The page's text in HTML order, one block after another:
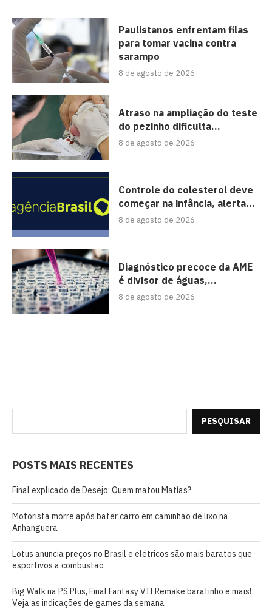
Paulistanos enfrentam filas
para tomar vacina contra
sarampo
8 de agosto de 2026
Atraso na ampliação do teste
do pezinho dificulta...
8 de agosto de 2026
Controle do colesterol deve
começar na infância, alerta...
8 de agosto de 2026
Diagnóstico precoce da AME
é divisor de águas,...
8 de agosto de 2026
PESQUISAR
POSTS MAIS RECENTES
Final explicado de Desejo: Quem matou Matías?
Motorista morre após bater carro em caminhão de lixo na
Anhanguera
Lotus anuncia preços no Brasil e elétricos são mais baratos que
esportivos a combustão
Big Walk na PS Plus, Final Fantasy VII Remake baratinho e mais!
Veja as indicações de games da semana